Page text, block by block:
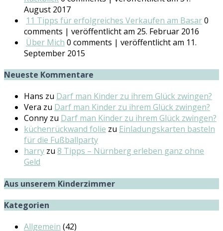
August 2017
11 Tipps für erfolgreiches Verkaufen am Basar0
comments | veröffentlicht am 25. Februar 2016
Über Mich 0 comments | veröffentlicht am 11.
September 2015
Neueste Kommentare
Hans zu Darf man Kinder zu ihrem Glück zwingen?
Vera zu Darf man Kinder zu ihrem Glück zwingen?
Conny zu Darf man Kinder zu ihrem Glück zwingen?
küchenrückwand folie zu Einladungskarten basteln
für die Fußballparty
harry zu 8 Tipps – Nürnberg erleben ganz ohne
Geld
Aus unserem Kinderzimmer
Kategorien
Allgemein (42)